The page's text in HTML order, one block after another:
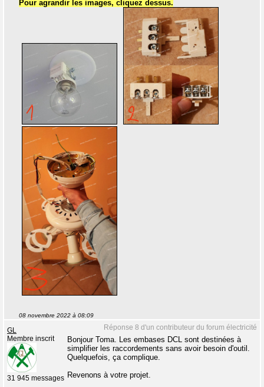
Pour agrandir les images, cliquez dessus.
08 novembre 2022 à 08:09
Réponse 8 d'un contributeur du forum électricité
GL
Membre inscrit
31 945 messages
Bonjour Toma. Les embases DCL sont destinées à
simplifier les raccordements sans avoir besoin d'outil.
Quelquefois, ça complique.
Revenons à votre projet.